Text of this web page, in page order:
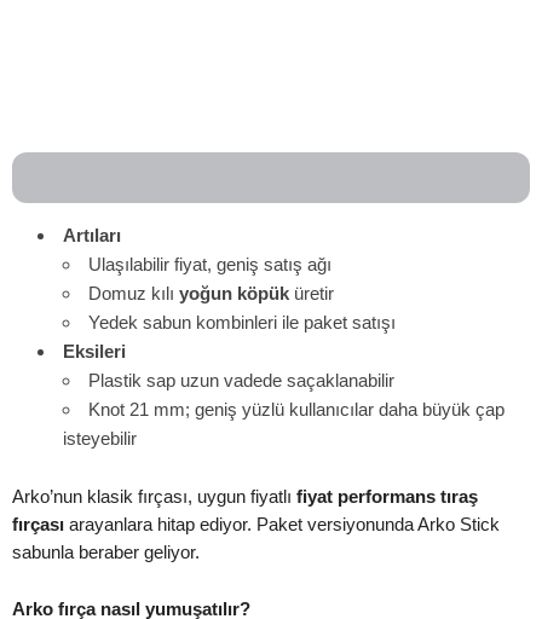
Artıları
Ulaşılabilir fiyat, geniş satış ağı
Domuz kılı yoğun köpük üretir
Yedek sabun kombinleri ile paket satışı
Eksileri
Plastik sap uzun vadede saçaklanabilir
Knot 21 mm; geniş yüzlü kullanıcılar daha büyük çap
isteyebilir
Arko’nun klasik fırçası, uygun fiyatlı fiyat performans tıraş
fırçası arayanlara hitap ediyor. Paket versiyonunda Arko Stick
sabunla beraber geliyor.
Arko fırça nasıl yumuşatılır?